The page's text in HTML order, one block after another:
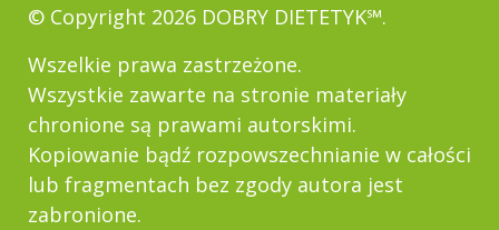
© Copyright 2026 DOBRY DIETETYK℠.
Wszelkie prawa zastrzeżone.
Wszystkie zawarte na stronie materiały
chronione są prawami autorskimi.
Kopiowanie bądź rozpowszechnianie w całości
lub fragmentach bez zgody autora jest
zabronione.